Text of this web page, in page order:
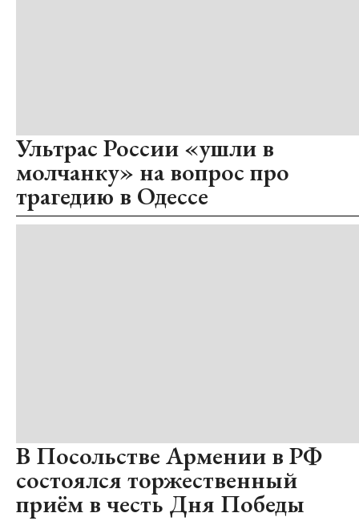
Ультрас России «ушли в
молчанку» на вопрос про
трагедию в Одессе
В Посольстве Армении в РФ
состоялся торжественный
приём в честь Дня Победы